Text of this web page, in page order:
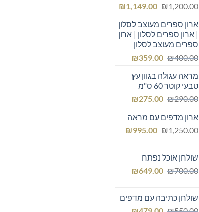
₪1,200.00
המחיר
היה:
₪1,200.00.
₪1,149.00
המחיר
הוא:
₪1,149.00.
ארון ספרים מעוצב לסלון
| ארון ספרים לסלון | ארון
ספרים מעוצב לסלון
₪400.00
המחיר
היה:
₪400.00.
₪359.00
המחיר
הוא:מראה עגולה בגוון עץ
טבעי קוטר 60 ס"מ
₪290.00
המחיר
היה:
₪290.00.
₪275.00
המחיר
הוא:
₪275.00.
ארון מדפים עם מראה
₪1,250.00
המחיר
₪1,250.00.
₪995.00
המחיר
שולחן אוכל נפתח
₪700.00
המחיר
₪700.00.
₪649.00
המחיר
₪649.00.שולחן כתיבה עם מדפים